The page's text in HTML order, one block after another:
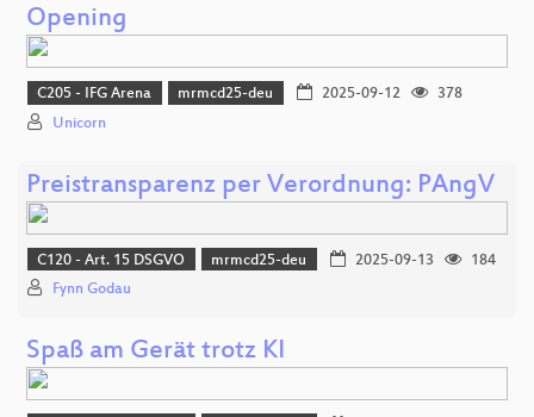
Opening
C205 - IFG Arena mrmcd25-deu 2025-09-12
378
Unicorn
Preistransparenz per Verordnung: PAngV
C120 - Art. 15 DSGVO mrmcd25-deu 2025-09-13
184
Fynn Godau
Spaß am Gerät trotz KI